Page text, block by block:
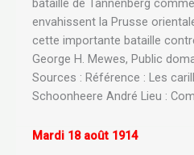
bataille de Tannenberg
envahissent la Prusse
cette importante bataille
George H. Mewes, Public
Sources : Référence : Les
Schoonheere André Lieu :
Mardi 18 août 1914